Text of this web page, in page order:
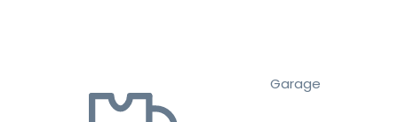
Garage